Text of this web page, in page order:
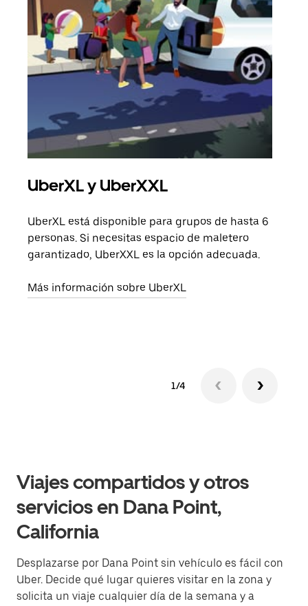
UberXL y UberXXL
UberXL está disponible para grupos de hasta 6
personas. Si necesitas espacio de maletero
garantizado, UberXXL es la opción adecuada.
Más información sobre UberXL
1/4
Viajes compartidos y otros
servicios en Dana Point,
California
Desplazarse por Dana Point sin vehículo es fácil con
Uber. Decide qué lugar quieres visitar en la zona y
solicita un viaje cualquier día de la semana y a